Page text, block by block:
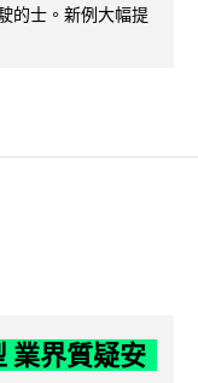
的士。新例大幅提
業界質疑安